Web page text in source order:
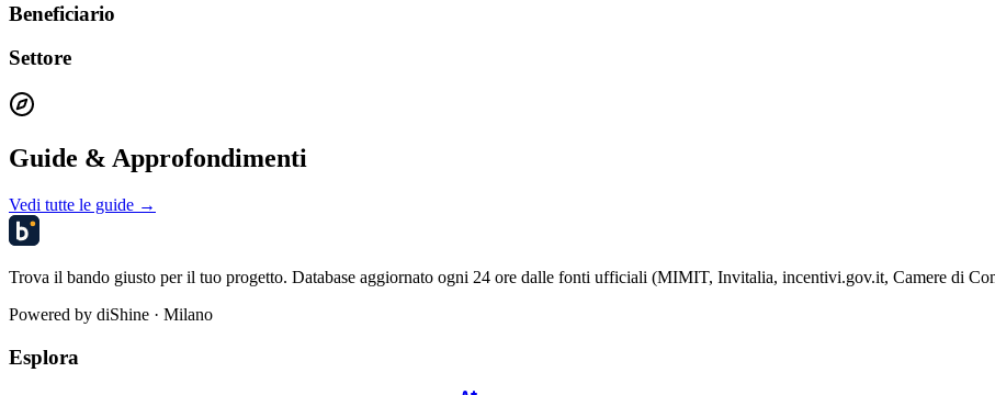
Beneficiario
Settore
Guide & Approfondimenti
Vedi tutte le guide →
Trova il bando giusto per il tuo progetto. Database aggiornato ogni 24 ore dalle fonti ufficiali (MIMIT, Invitalia, incentivi.gov.it, Camere di
Powered by diShine · Milano
Esplora